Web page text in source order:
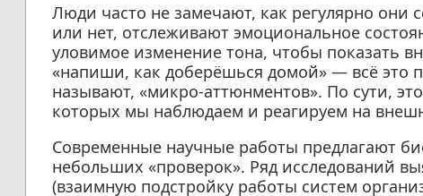
Люди часто не замечают, как регулярно они
или нет, отслеживают эмоциональное
уловимое изменение тона, чтобы показать
«напиши, как доберёшься домой» — всё это
называют, «микро-аттюнментов». По сути,
которых мы наблюдаем и реагируем на
Современные научные работы предлагают
небольших «проверок». Ряд исследований
(взаимную подстройку работы систем